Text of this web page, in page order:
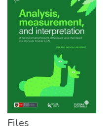
Files